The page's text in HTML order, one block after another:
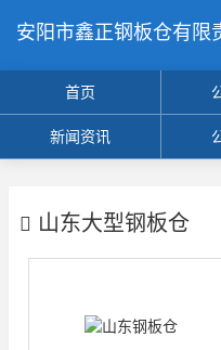
安阳市鑫正钢板仓有限
首页
新闻资讯
山东大型钢板仓